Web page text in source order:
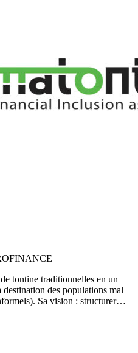
tontine traditionnelles en un
des populations mal
Sa vision : structurer…